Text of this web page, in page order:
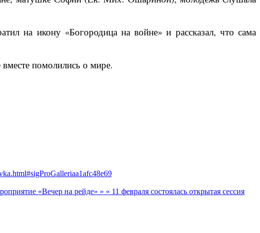
на икону «Богородица на войне» и рассказал, что сама
помолились о мире.
«Вечер на рейде» » « 11 февраля состоялась открытая сессия